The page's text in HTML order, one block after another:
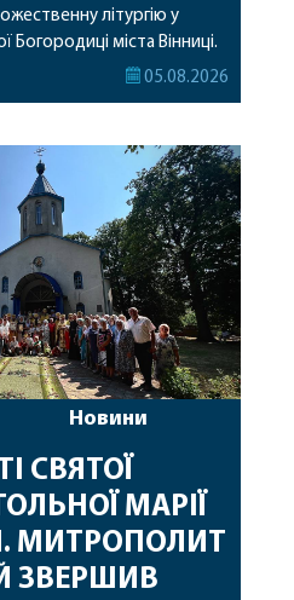
літургію у
Богородиці міста Вінниці.
співслужили
богослужіння підносилися
в Україні, за воїнів, які
05.08.2026
Новини
СВЯТОЇ
МАРІЇ
МИТРОПОЛИТ
ЗВЕРШИВ